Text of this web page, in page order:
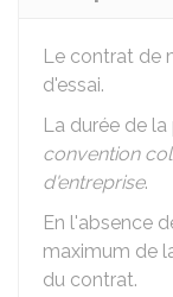
Le contrat de
d'essai.
La durée de
convention
d'entreprise.
En l'absence
maximum de
du contrat.